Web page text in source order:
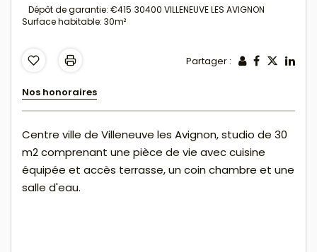
Dépôt de garantie: €415 30400 VILLENEUVE LES AVIGNON
Surface habitable: 30m²
Partager :
Nos honoraires
Centre ville de Villeneuve les Avignon, studio de 30
m2 comprenant une pièce de vie avec cuisine
équipée et accès terrasse, un coin chambre et une
salle d'eau.